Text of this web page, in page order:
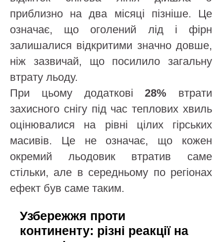
приблизно на два місяці пізніше. Це
означає, що оголений лід і фірн
залишалися відкритими значно довше,
ніж зазвичай, що посилило загальну
втрату льоду.
При цьому додаткові28% втрати
захисного снігу під час теплових хвиль
оцінювалися на рівні цілих гірських
масивів. Це не означає, що кожен
окремий льодовик втратив саме
стільки, але в середньому по регіонах
ефект був саме таким.
Узбережжя проти
континенту: різні реакції на